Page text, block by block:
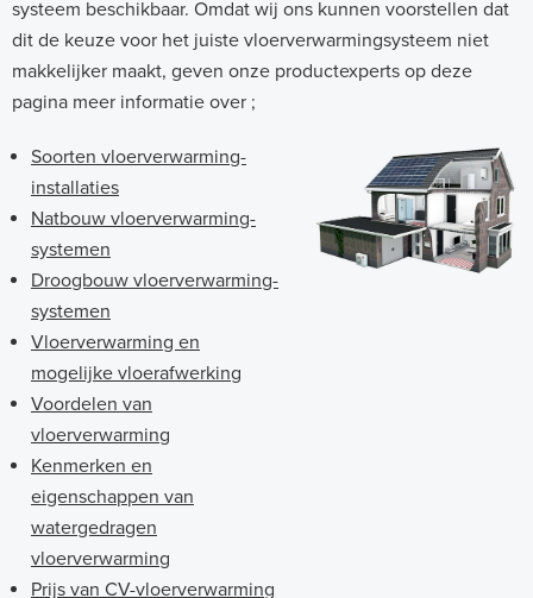
systeem beschikbaar. Omdat wij ons kunnen voorstellen dat
dit de keuze voor het juiste vloerverwarmingsysteem niet
makkelijker maakt, geven onze productexperts op deze
pagina meer informatie over ;
Soorten vloerverwarming-
installaties
Natbouw vloerverwarming-
systemen
Droogbouw vloerverwarming-
systemen
Vloerverwarming en
mogelijke vloerafwerking
Voordelen van
vloerverwarming
Kenmerken en
eigenschappen van
watergedragen
vloerverwarming
Prijs van CV-vloerverwarming